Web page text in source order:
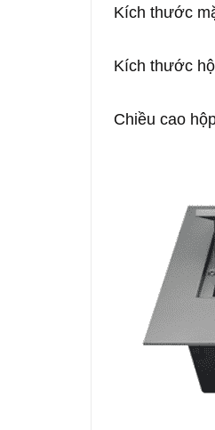
Kích thước
Kích thước
Chiều cao